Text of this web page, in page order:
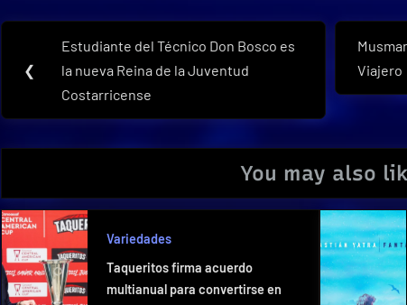
Navegación
de
entradas
❮
Previous
Post:
Estudiante del Técnico Don Bosco es
la nueva Reina de la Juventud
Costarricense
Next
Post:
Viajero
You may also
Variedades
Taqueritos firma acuerdo
multianual para convertirse en